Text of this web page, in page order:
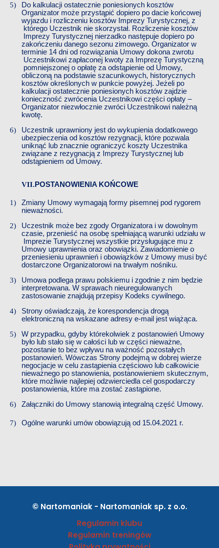
Do kalkulacji ostatecznie poniesionych kosztów
Organizator może przystąpić dopiero po dacie końcowej
wyjazdu i rozliczeniu kosztów Imprezy Turystycznej, z
którego Uczestnik nie skorzystał. Rozliczenie kosztów
Imprezy Turystycznej nierzadko następuje dopiero po
zakończeniu danego sezonu zimowego. Organizator w
terminie 14 dni od rozwiązania Umowy dokona zwrotu
Uczestnikowi zapłaconej kwoty za Imprezę Turystyczną
pomniejszonej o opłatę za odstąpienie od Umowy,
obliczoną na podstawie szacunkowych, historycznych
kosztów określonych w punkcie powyżej. Jeżeli po
kalkulacji ostatecznie poniesionych kosztów zajdzie
konieczność zwrócenia Uczestnikowi części opłaty –
Organizator niezwłocznie zwróci Uczestnikowi należną
kwotę.
Uczestnik uprawniony jest do wykupienia dodatkowego
ubezpieczenia od kosztów rezygnacji, które pozwala
uniknąć lub znacznie ograniczyć koszty Uczestnika
związane z rezygnacją z Imprezy Turystycznej lub
odstąpieniem od Umowy.
POSTANOWIENIA KOŃCOWE
Zmiany Umowy wymagają formy pisemnej pod rygorem
nieważności.
Uczestnik może bez zgody Organizatora i w dowolnym
czasie, przenieść na osobę spełniającą warunki udziału w
Imprezie Turystycznej wszystkie przysługujące mu z
Umowy uprawnienia oraz obowiązki. Zawiadomienie o
przeniesieniu uprawnień i obowiązków z Umowy musi być
dostarczone Organizatorowi na trwałym nośniku.
Umowa podlega prawu polskiemu i zgodnie z nim będzie
interpretowana. W sprawach nieuregulowanych
zastosowanie znajdują przepisy Kodeks cywilnego.
Strony oświadczają, że korespondencja drogą
elektroniczną na wskazane adresy e-mail jest wiążąca.
W przypadku, gdyby którekolwiek z postanowień Umowy
było lub stało się w całości lub w części nieważne,
pozostanie to bez wpływu na ważność pozostałych
postanowień. Wówczas Strony podejmą w dobrej wierze
negocjacje w celu zastąpienia częściowo lub całkowicie
nieważnego po stanowienia, postanowieniem skutecznym,
które możliwie najlepiej odzwierciedla cel gospodarczy
postanowienia, które ma zostać zastąpione.
Załączniki do Umowy stanowią integralną część Umowy.
Ogólne warunki umów obowiązują od 15.04.2021 r.
© Nartomaniak - Nartomaniak sp. z o.o.
Regulamin klubu
Regulamin treningów